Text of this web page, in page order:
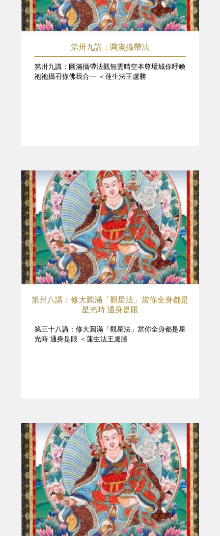
第卅九講：圓滿攝帶法
第卅九講：圓滿攝帶法觀無雲晴空本尊壇城你呼喚
祂祂攝召你佛我合一 ＜蓮生法王盧勝
第卅八講：修大圓滿「觀星法」當你全身都是
星光時 通身是眼
第三十八講：修大圓滿「觀星法」當你全身都是星
光時 通身是眼 ＜蓮生法王盧勝